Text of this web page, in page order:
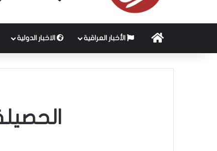
الرئيسية الأخبار العراقية الاخبار الدولية